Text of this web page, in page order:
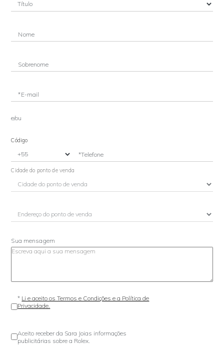
Nome
Sobrenome
*E-mail
e/ou
Código
*Telefone
Cidade do ponto de venda
Sua mensagem
* Li e aceito os Termos e Condições e a Política de
Privacidade.
Aceito receber da Sara Joias informações
publicitárias sobre a Rolex.